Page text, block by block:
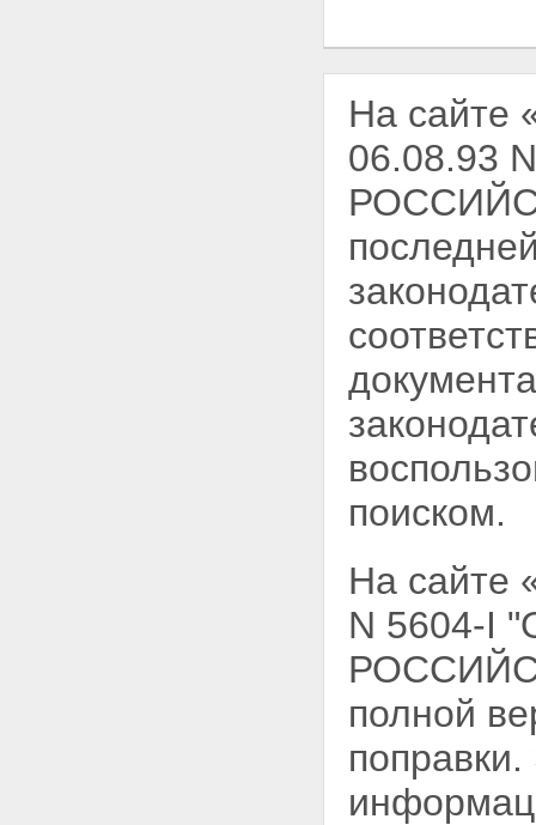
На сайте
06.08.93
поиском.
На сайте
N 5604-I
полной
поправки.